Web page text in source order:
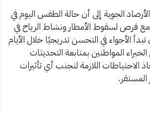
الجوية إلى أن حالة الطقس اليوم في
فرص لسقوط الأمطار ونشاط الرياح في
الأجواء في التحسن تدريجيًا خلال الأيام
المواطنين بمتابعة التحديثات
الاحتياطات اللازمة لتجنب أي تأثيرات